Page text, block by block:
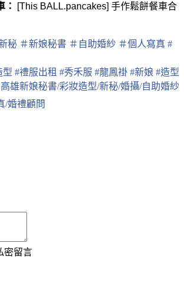
：
[This BALL.pancakes] 手作鬆餅餐車合
秘 ＃新娘秘書 ＃ 自助婚紗 ＃個人寫真 #
型 #禮服出租 #秀禾服 #龍鳳褂 #新娘 #造型
雄新娘秘書/彩妝造型/新秘/婚攝/自助婚紗
/婚禮顧問
密留言